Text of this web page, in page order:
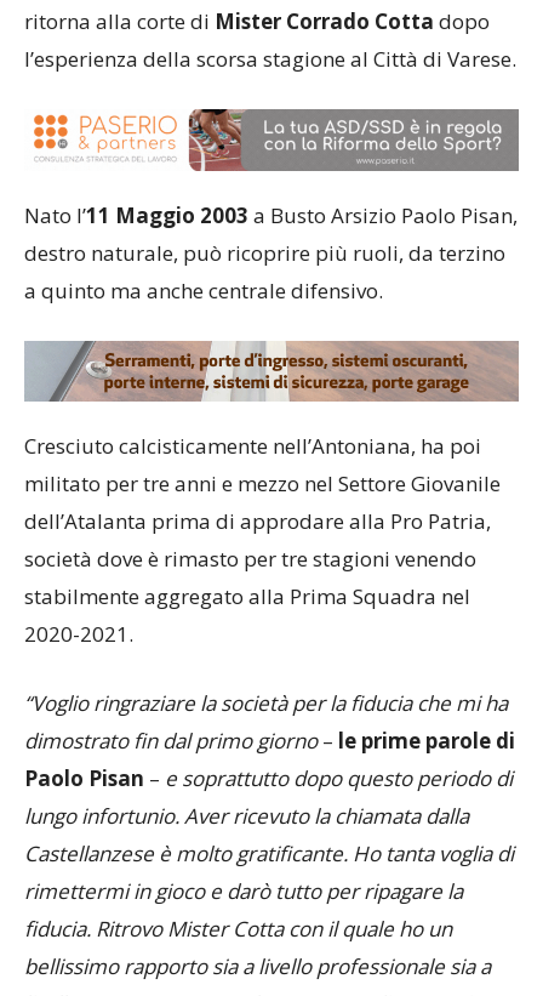
ritorna alla corte di Mister Corrado Cotta dopo
l’esperienza della scorsa stagione al Città di Varese.
Nato l’11 Maggio 2003 a Busto Arsizio Paolo Pisan,
destro naturale, può ricoprire più ruoli, da terzino
a quinto ma anche centrale difensivo.
Cresciuto calcisticamente nell’Antoniana, ha poi
militato per tre anni e mezzo nel Settore Giovanile
dell’Atalanta prima di approdare alla Pro Patria,
società dove è rimasto per tre stagioni venendo
stabilmente aggregato alla Prima Squadra nel
2020-2021.
“Voglio ringraziare la società per la fiducia che mi ha
dimostrato fin dal primo giorno– le prime parole di
Paolo Pisan – e soprattutto dopo questo periodo di
lungo infortunio. Aver ricevuto la chiamata dalla
Castellanzese è molto gratificante. Ho tanta voglia di
rimettermi in gioco e darò tutto per ripagare la
fiducia. Ritrovo Mister Cotta con il quale ho un
bellissimo rapporto sia a livello professionale sia a